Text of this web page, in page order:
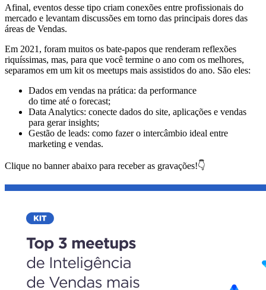
Afinal, eventos desse tipo criam conexões entre profissionais do
mercado e levantam discussões em torno das principais dores das
áreas de Vendas.
Em 2021, foram muitos os bate-papos que renderam reflexões
riquíssimas, mas, para que você termine o ano com os melhores,
separamos em um kit os meetups mais assistidos do ano. São eles:
Dados em vendas na prática: da performance
do time até o forecast;
Data Analytics: conecte dados do site, aplicações e vendas
para gerar insights;
Gestão de leads: como fazer o intercâmbio ideal entre
marketing e vendas.
Clique no banner abaixo para receber as gravações!👇